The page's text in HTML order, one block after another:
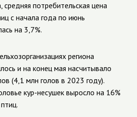
потребительская цена
с начала года по июнь
на 3,7%.
региона
и на конец мая насчитывало
(4,1 млн голов в 2023 году).
кур-несушек выросло на 16%